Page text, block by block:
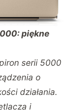
piękne
serii 5000
o
działania.
i